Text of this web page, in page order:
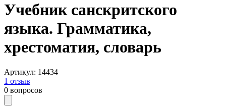
Учебник санскритского
языка. Грамматика,
хрестоматия, словарь
Артикул: 14434
1 отзыв
0 вопросов